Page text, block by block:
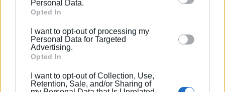
Google and its third-party tags to use your data for
section.
Personal Data.
Opted In
I want to opt-out of processing my
Personal Data for Targeted
Advertising.
Opted In
I want to opt-out of Collection, Use,
Retention, Sale, and/or Sharing of
γραμματέα στο δ.σ. επί οκτώ χρόνια. Πιστεύει
πως η ισχυρότερη ιδιότητα του δημοσιογράφου
στην ενημέρωση είναι το ενδιαφέρον του για τα
κοινά και στην επικοινωνία η έντιμη και
ανιδιοτελής διαμεσολάβηση.